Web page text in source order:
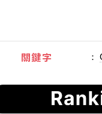
關鍵字 ：